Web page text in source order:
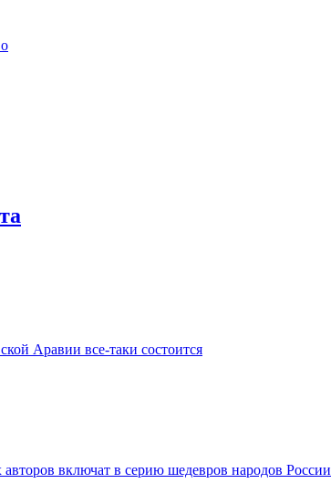
Аравии все-таки состоится
включат в серию шедевров народов России